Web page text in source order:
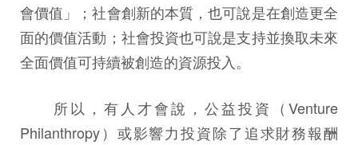
會價值」；社會創新的本質，也可說是在創造更全
面的價值活動；社會投資也可說是支持並換取未來
全面價值可持續被創造的資源投入。
所以，有人才會說，公益投資（Venture
Philanthropy）或影響力投資除了追求財務報酬